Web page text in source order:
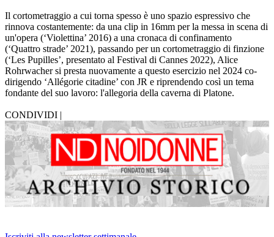
Il cortometraggio a cui torna spesso è uno spazio espressivo che
rinnova costantemente: da una clip in 16mm per la messa in scena di
un'opera (‘Violettina’ 2016) a una cronaca di confinamento
(‘Quattro strade’ 2021), passando per un cortometraggio di finzione
(‘Les Pupilles’, presentato al Festival di Cannes 2022), Alice
Rohrwacher si presta nuovamente a questo esercizio nel 2024 co-
dirigendo ‘Allégorie citadine’ con JR e riprendendo così un tema
fondante del suo lavoro: l'allegoria della caverna di Platone.
CONDIVIDI |